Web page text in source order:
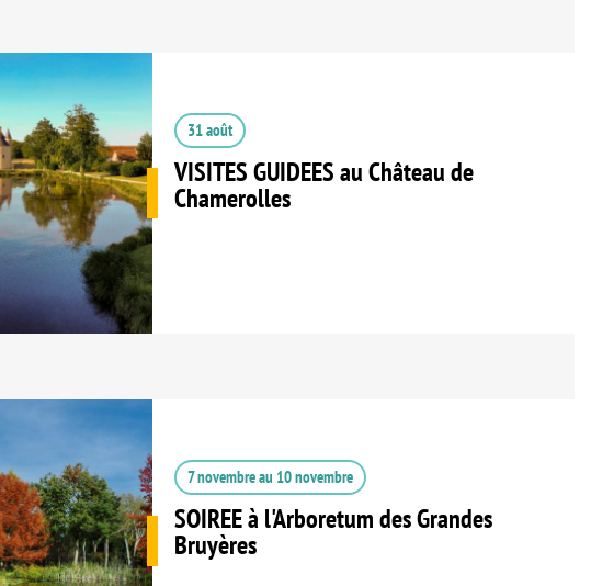
31 août
VISITES GUIDEES au Château de
Chamerolles
7 novembreau 10 novembre
SOIREE à l'Arboretum des Grandes
Bruyères